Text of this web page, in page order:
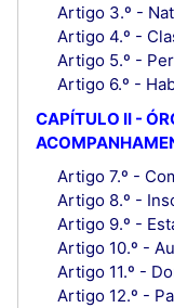
Artigo 3.º -
Artigo 4.º -
Artigo 5.º -
Artigo 6.º -
CAPÍTULO II -
Artigo 7.º -
Artigo 8.º -
Artigo 9.º -
Artigo 10.º -
Artigo 11.º -
Artigo 12.º -